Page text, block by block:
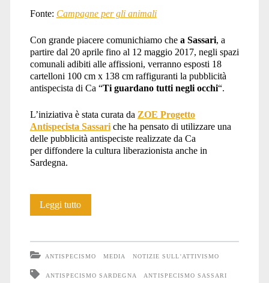
Fonte: Campagne per gli animali
Con grande piacere comunichiamo che a Sassari, a
partire dal 20 aprile fino al 12 maggio 2017, negli spazi
comunali adibiti alle affissioni, verranno esposti 18
cartelloni 100 cm x 138 cm raffiguranti la pubblicità
antispecista di Ca “Ti guardano tutti negli occhi“.
L’iniziativa è stata curata da ZOE Progetto
Antispecista Sassariche ha pensato di utilizzare una
delle pubblicità antispeciste realizzate da Ca
per diffondere la cultura liberazionista anche in
Sardegna.
Leggi tutto18
ANTISPECISMO MEDIA NOTIZIE SULL'ATTIVISMO
ANTISPECISMO SARDEGNA
ANTISPECISMO SASSARI